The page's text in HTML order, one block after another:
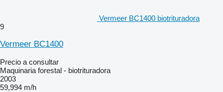
Vermeer BC1400 biotrituradora
9
Vermeer BC1400
Precio a consultar
Maquinaria forestal - biotrituradora
2003
59,994 m/h